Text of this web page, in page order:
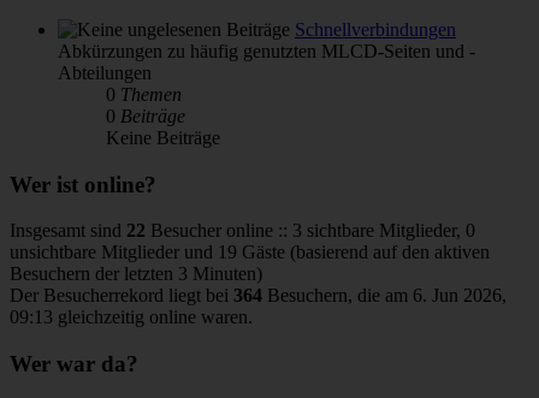
Schnellverbindungen
Abkürzungen zu häufig genutzten MLCD-Seiten und -
Abteilungen
0 Themen
0 Beiträge
Keine Beiträge
Wer ist online?
Insgesamt sind 22 Besucher online :: 3 sichtbare Mitglieder, 0
unsichtbare Mitglieder und 19 Gäste (basierend auf den aktiven
Besuchern der letzten 3 Minuten)
Der Besucherrekord liegt bei 364 Besuchern, die am 6. Jun 2026,
09:13 gleichzeitig online waren.
Wer war da?